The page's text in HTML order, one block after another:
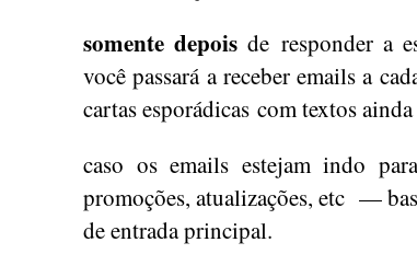
somente depoisde responder a
você passará a receber emails a
cartas esporádicas com textos
caso os emails estejam indo
promoções, atualizações, etc —
de entrada principal.